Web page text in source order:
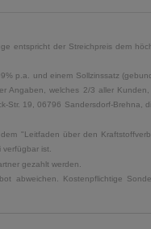
entspricht der Streichpreis dem
p.a. und einem Sollzinssatz
Angaben, welches 2/3 aller
19, 06796 Sandersdorf-Brehna,
"Leitfaden über den
ist.
gezahlt werden.
abweichen. Kostenpflichtige